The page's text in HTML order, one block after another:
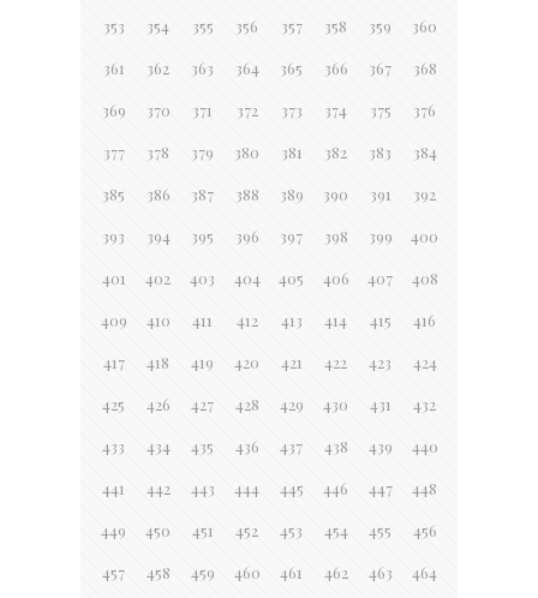
353 354 355 356 357 358 359 360
361 362 363 364 365 366 367 368
369 370 371 372 373 374 375 376
377 378 379 380 381 382 383 384
385 386 387 388 389 390 391 392
393 394 395 396 397 398 399 400
401 402 403 404 405 406 407 408
409 410 411 412 413 414 415 416
417 418 419 420 421 422 423 424
425 426 427 428 429 430 431 432
433 434 435 436 437 438 439 440
441 442 443 444 445 446 447 448
449 450 451 452 453 454 455 456
457 458 459 460 461 462 463 464